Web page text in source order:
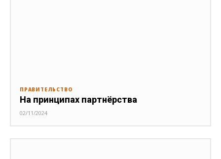
ПРАВИТЕЛЬСТВО
На принципах партнёрства
02/11/2024